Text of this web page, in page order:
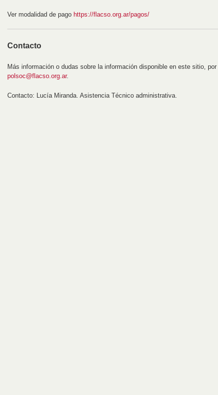
Ver modalidad de pago https://flacso.org.ar/pagos/
Contacto
Más información o dudas sobre la información disponible en este sitio,
polsoc@flacso.org.ar.
Contacto: Lucía Miranda. Asistencia Técnico administrativa.